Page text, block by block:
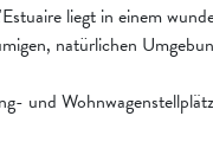
liegt in einem
natürlichen
und